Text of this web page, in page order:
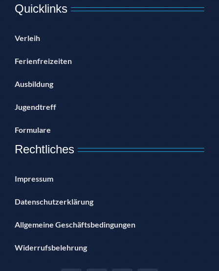
Quicklinks
Verleih
Ferienfreizeiten
Ausbildung
Jugendtreff
Formulare
Rechtliches
Impressum
Datenschutzerklärung
Allgemeine Geschäftsbedingungen
Widerrufsbelehrung